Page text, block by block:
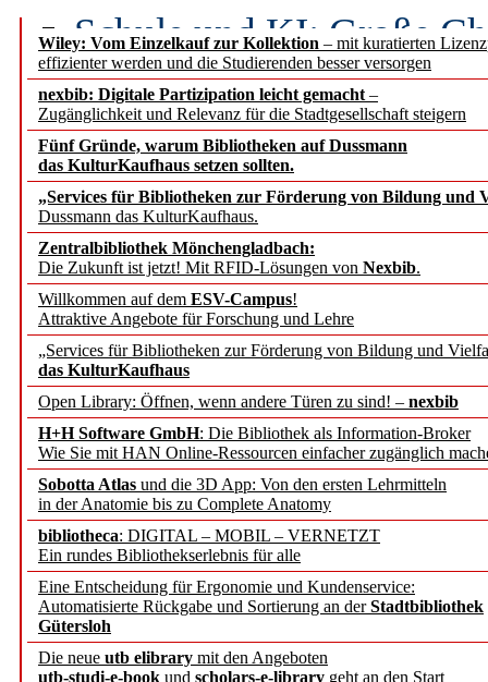
Wiley: Vom Einzelkauf zur Kollektion – mit kuratierten
effizienter werden und die Studierenden besser versorgen
nexbib: Digitale Partizipation leicht gemacht –
Zugänglichkeit und Relevanz für die Stadtgesellschaft steigern
Fünf Gründe, warum Bibliotheken auf Dussmann
das KulturKaufhaus setzen sollten.
„Services für Bibliotheken zur Förderung von Bildung und
Dussmann das KulturKaufhaus.
Zentralbibliothek Mönchengladbach:
Die Zukunft ist jetzt! Mit RFID-Lösungen von Nexbib.
Willkommen auf dem ESV-Campus!
Attraktive Angebote für Forschung und Lehre
„Services für Bibliotheken zur Förderung von Bildung und
das KulturKaufhaus
Open Library: Öffnen, wenn andere Türen zu sind! – nexbib
H+H Software GmbH: Die Bibliothek als Information-Broker
Wie Sie mit HAN Online-Ressourcen einfacher zugänglich
Sobotta Atlas und die 3D App: Von den ersten Lehrmitteln
in der Anatomie bis zu Complete Anatomy
bibliotheca: DIGITAL – MOBIL – VERNETZT
Ein rundes Bibliothekserlebnis für alle
Eine Entscheidung für Ergonomie und Kundenservice:
Automatisierte Rückgabe und Sortierung an derStadtbibliothek
Gütersloh
Die neue utb elibrary mit den Angeboten
utb-studi-e-book und scholars-e-library geht an den Start
Schule und KI: Große
Voraussetzungen
Erfolgreiches erstes
Segment Research –
angepasst
konstruktiv!
Mohr Siebeck
und die Zeitschrift für
Francke Attempto
EBSCO Information
Recherchefunktionen in
Sorbisches Institut neu
Geschichte und